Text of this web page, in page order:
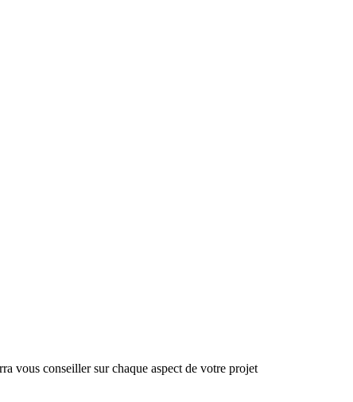
vous conseiller sur chaque aspect de votre projet